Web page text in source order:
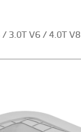
/ 3.0T V6 / 4.0T V8